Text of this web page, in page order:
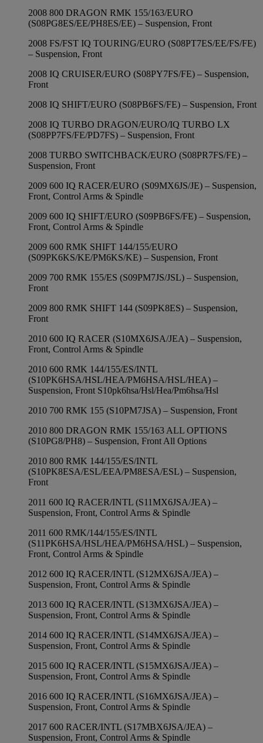
2008 800 DRAGON RMK 155/163/EURO
(S08PG8ES/EE/PH8ES/EE) – Suspension, Front
2008 FS/FST IQ TOURING/EURO (S08PT7ES/EE/FS/FE)
– Suspension, Front
2008 IQ CRUISER/EURO (S08PY7FS/FE) – Suspension,
Front
2008 IQ SHIFT/EURO (S08PB6FS/FE) – Suspension, Front
2008 IQ TURBO DRAGON/EURO/IQ TURBO LX
(S08PP7FS/FE/PD7FS) – Suspension, Front
2008 TURBO SWITCHBACK/EURO (S08PR7FS/FE) –
Suspension, Front
2009 600 IQ RACER/EURO (S09MX6JS/JE) – Suspension,
Front, Control Arms & Spindle
2009 600 IQ SHIFT/EURO (S09PB6FS/FE) – Suspension,
Front, Control Arms & Spindle
2009 600 RMK SHIFT 144/155/EURO
(S09PK6KS/KE/PM6KS/KE) – Suspension, Front
2009 700 RMK 155/ES (S09PM7JS/JSL) – Suspension,
Front
2009 800 RMK SHIFT 144 (S09PK8ES) – Suspension,
Front
2010 600 IQ RACER (S10MX6JSA/JEA) – Suspension,
Front, Control Arms & Spindle
2010 600 RMK 144/155/ES/INTL
(S10PK6HSA/HSL/HEA/PM6HSA/HSL/HEA) –
Suspension, Front S10pk6hsa/Hsl/Hea/Pm6hsa/Hsl
2010 700 RMK 155 (S10PM7JSA) – Suspension, Front
2010 800 DRAGON RMK 155/163 ALL OPTIONS
(S10PG8/PH8) – Suspension, Front All Options
2010 800 RMK 144/155/ES/INTL
(S10PK8ESA/ESL/EEA/PM8ESA/ESL) – Suspension,
Front
2011 600 IQ RACER/INTL (S11MX6JSA/JEA) –
Suspension, Front, Control Arms & Spindle
2011 600 RMK/144/155/ES/INTL
(S11PK6HSA/HSL/HEA/PM6HSA/HSL) – Suspension,
Front, Control Arms & Spindle
2012 600 IQ RACER/INTL (S12MX6JSA/JEA) –
Suspension, Front, Control Arms & Spindle
2013 600 IQ RACER/INTL (S13MX6JSA/JEA) –
Suspension, Front, Control Arms & Spindle
2014 600 IQ RACER/INTL (S14MX6JSA/JEA) –
Suspension, Front, Control Arms & Spindle
2015 600 IQ RACER/INTL (S15MX6JSA/JEA) –
Suspension, Front, Control Arms & Spindle
2016 600 IQ RACER/INTL (S16MX6JSA/JEA) –
Suspension, Front, Control Arms & Spindle
2017 600 RACER/INTL (S17MBX6JSA/JEA) –
Suspension, Front, Control Arms & Spindle